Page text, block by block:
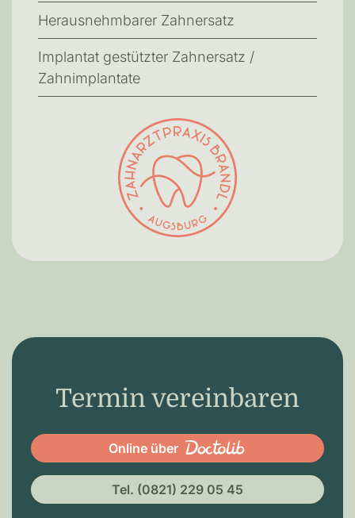
Herausnehmbarer Zahnersatz
Implantat gestützter Zahnersatz /
Zahnimplantate
Termin vereinbaren
Online über
Tel. (0821) 229 05 45